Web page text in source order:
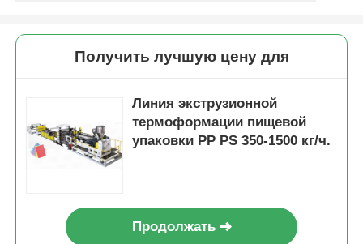
Получить лучшую цену для
Линия экструзионной
термоформации пищевой
упаковки PP PS 350-1500 кг/ч.
Продолжать